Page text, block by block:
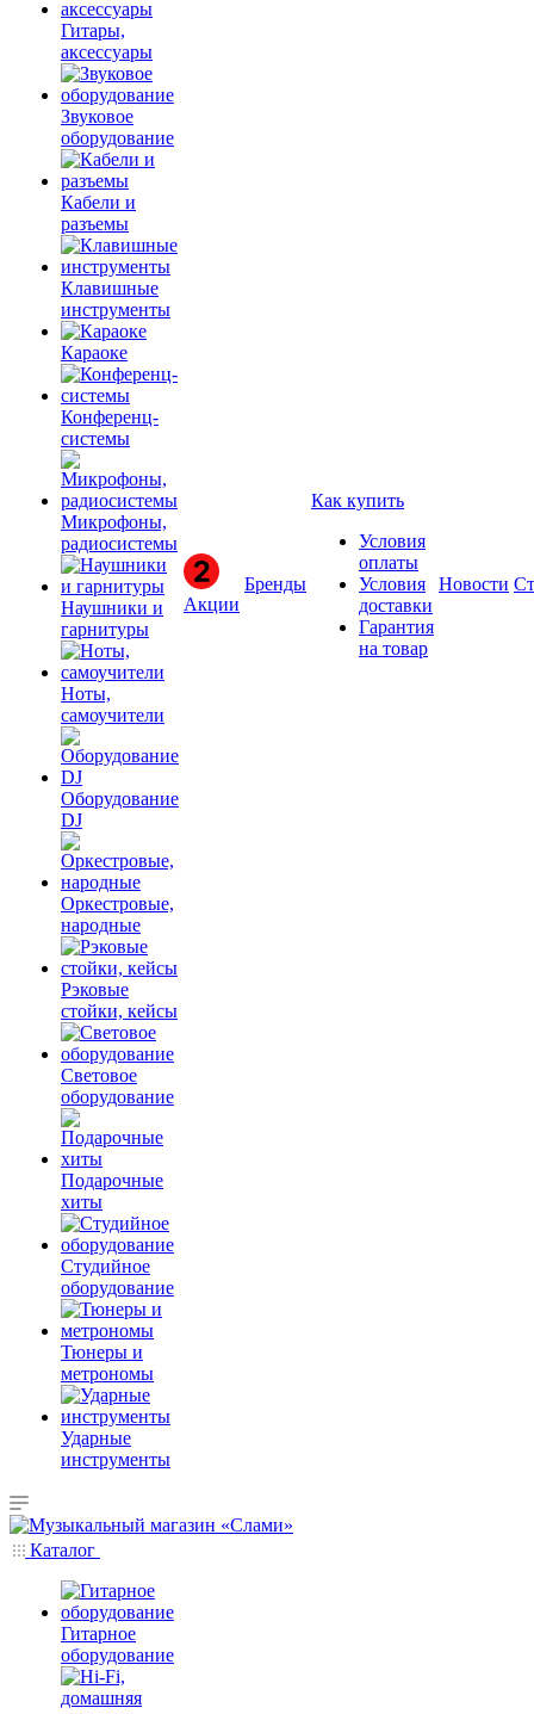
Гитары,
аксессуары
Звуковое
оборудование
Кабели и
разъемы
Клавишные
инструменты
Караоке
Конференц-
системы
Микрофоны,
радиосистемы
Наушники и
гарнитуры
Ноты,
самоучители
Оборудование
DJ
Оркестровые,
народные
Рэковые
стойки, кейсы
Световое
оборудование
Подарочные
хиты
Студийное
оборудование
Тюнеры и
метрономы
Ударные
инструменты
Акции
Бренды
Как купить
Условия
оплаты
Условия
доставки
Гарантия
на товар
Новости
Каталог
Гитарное
оборудование